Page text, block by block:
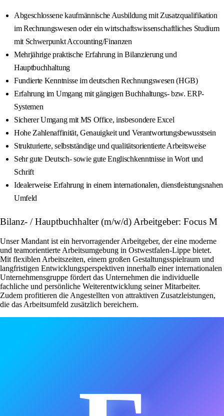
Abgeschlossene kaufmännische Ausbildung mit Zusatzqualifikation
im Rechnungswesen oder ein wirtschaftswissenschaftliches Studium
mit Schwerpunkt Accounting/Finanzen
Mehrjährige praktische Erfahrung in Bilanzierung und
Hauptbuchhaltung
Fundierte Kenntnisse im deutschen Rechnungswesen (HGB)
Erfahrung im Umgang mit gängigen Buchhaltungs- bzw. ERP-
Systemen
Sicherer Umgang mit MS Office, insbesondere Excel
Hohe Zahlenaffinität, Genauigkeit und Verantwortungsbewusstsein
Strukturierte, selbstständige und qualitätsorientierte Arbeitsweise
Sehr gute Deutsch- sowie gute Englischkenntnisse in Wort und
Schrift
Idealerweise Erfahrung in einem internationalen, dienstleistungsnahen
Umfeld
Bilanz- / Hauptbuchhalter (m/w/d) Arbeitgeber: Focus M
Unser Mandant ist ein hervorragender Arbeitgeber, der eine moderne
und teamorientierte Arbeitsumgebung in Ostwestfalen-Lippe bietet.
Mit flexiblen Arbeitszeiten, einem großen Gestaltungsspielraum und
langfristigen Entwicklungsperspektiven innerhalb einer internationalen
Unternehmensgruppe fördert das Unternehmen die individuelle
fachliche und persönliche Weiterentwicklung seiner Mitarbeiter.
Zudem profitieren die Angestellten von attraktiven Zusatzleistungen,
die das Arbeitsumfeld zusätzlich bereichern.